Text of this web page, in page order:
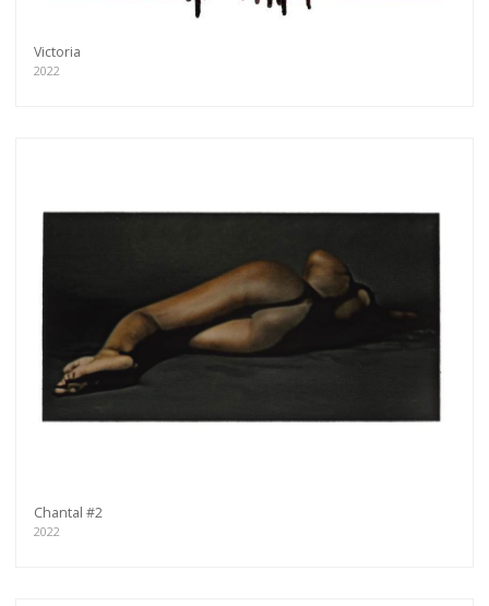
Victoria
2022
Chantal #2
2022